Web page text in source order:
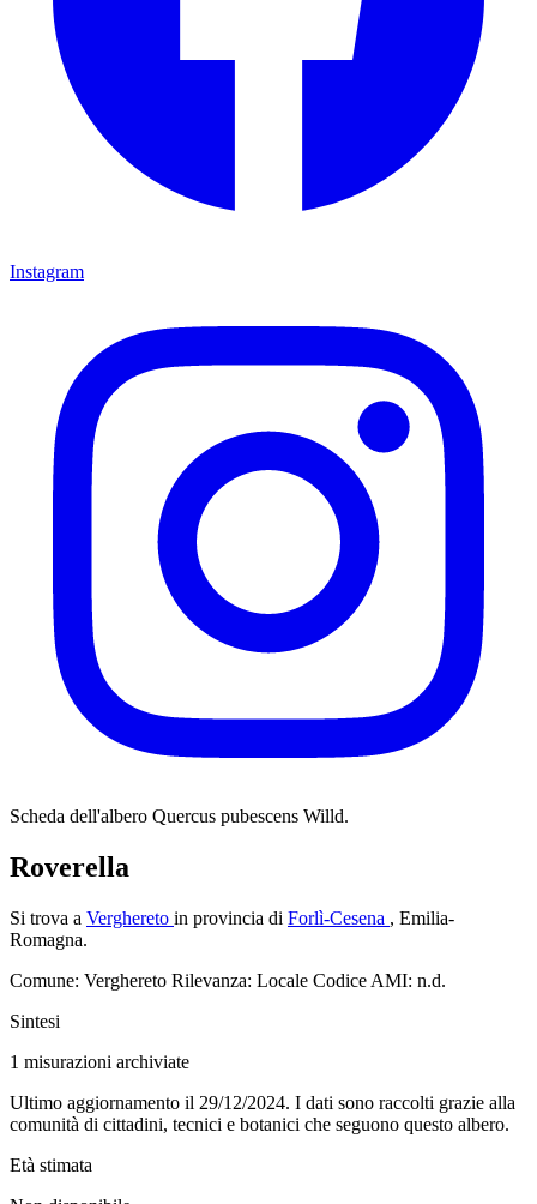
Instagram
Scheda dell'albero Quercus pubescens Willd.
Roverella
Si trova a Verghereto in provincia di Forlì-Cesena , Emilia-
Romagna.
Comune: Verghereto Rilevanza: Locale Codice AMI: n.d.
Sintesi
1 misurazioni archiviate
Ultimo aggiornamento il 29/12/2024. I dati sono raccolti grazie alla
comunità di cittadini, tecnici e botanici che seguono questo albero.
Età stimata